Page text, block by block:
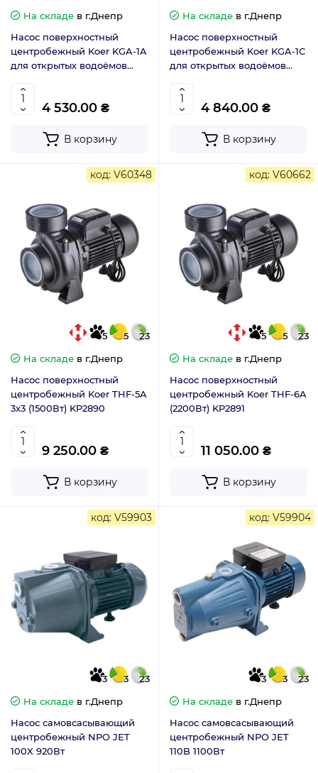
На складе в г.Днепр
Насос поверхностный
центробежный Koer KGA-1A
для открытых водоёмов
4 530.00 ₴
В корзину
На складе в г.Днепр
Насос поверхностный
центробежный Koer KGA-1С
для открытых водоёмов
4 840.00 ₴
В корзину
код: V60348
5 5
23
На складе в г.Днепр
Насос поверхностный
центробежный Koer THF-5A
3x3 (1500Вт) KP2890
9 250.00 ₴
В корзину
код: V60662
5 5
23
На складе в г.Днепр
Насос поверхностный
центробежный Koer THF-6A
(2200Вт) KP2891
11 050.00 ₴
В корзину
код: V59903
3 3
23
На складе в г.Днепр
Насос самовсасывающий
центробежный NPO JET
100X 920Вт
код: V59904
3 3
23
На складе в г.Днепр
Насос самовсасывающий
центробежный NPO JET
110B 1100Вт